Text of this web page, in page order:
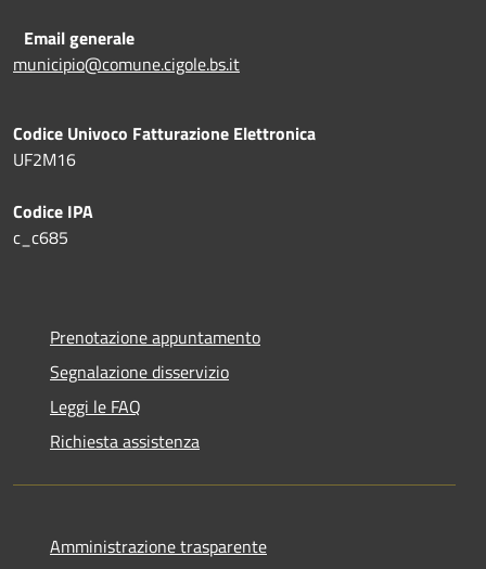
Email generale
municipio@comune.cigole.bs.it
Codice Univoco Fatturazione Elettronica
UF2M16
Codice IPA
c_c685
Prenotazione appuntamento
Segnalazione disservizio
Leggi le FAQ
Richiesta assistenza
Amministrazione trasparente